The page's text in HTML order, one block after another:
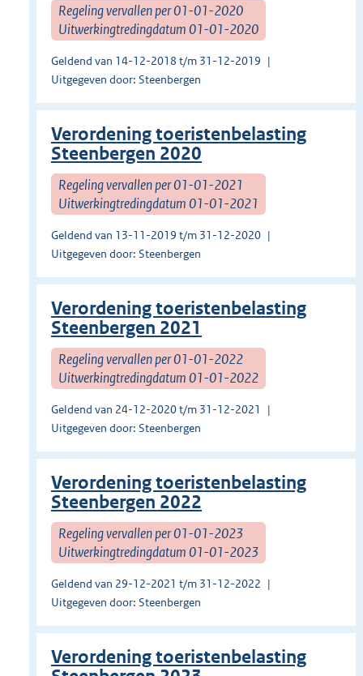
Regeling vervallen per 01-01-2020
Uitwerkingtredingdatum 01-01-2020
Geldend van 14-12-2018 t/m 31-12-2019
Uitgegeven door: Steenbergen
Verordening toeristenbelasting
Steenbergen 2020
Regeling vervallen per 01-01-2021
Uitwerkingtredingdatum 01-01-2021
Geldend van 13-11-2019 t/m 31-12-2020
Uitgegeven door: Steenbergen
Verordening toeristenbelasting
Steenbergen 2021
Regeling vervallen per 01-01-2022
Uitwerkingtredingdatum 01-01-2022
Geldend van 24-12-2020 t/m 31-12-2021
Uitgegeven door: Steenbergen
Verordening toeristenbelasting
Steenbergen 2022
Regeling vervallen per 01-01-2023
Uitwerkingtredingdatum 01-01-2023
Geldend van 29-12-2021 t/m 31-12-2022
Uitgegeven door: Steenbergen
Verordening toeristenbelasting